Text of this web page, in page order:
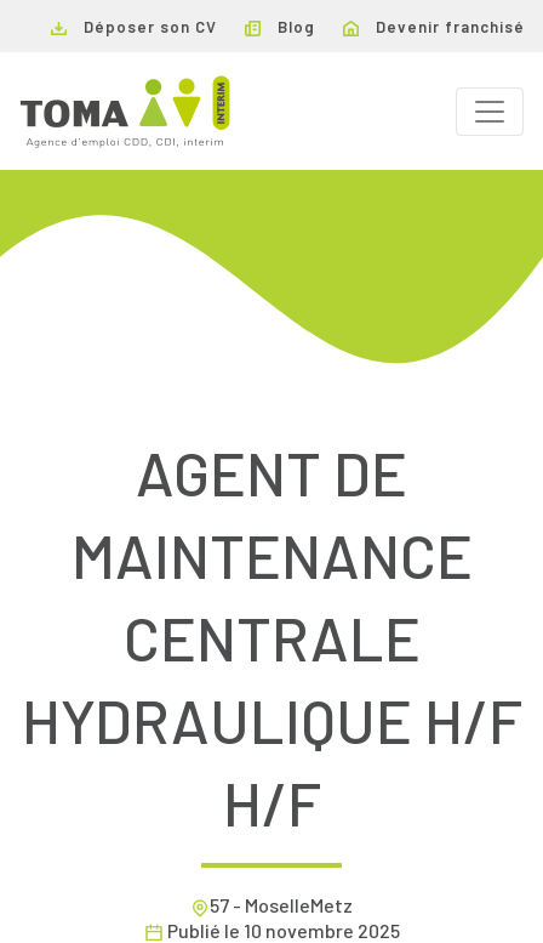
Déposer son CV Blog Devenir franchisé
AGENT DE
MAINTENANCE
CENTRALE
HYDRAULIQUE H/F
H/F
57 - MoselleMetz
Publié le 10 novembre 2025